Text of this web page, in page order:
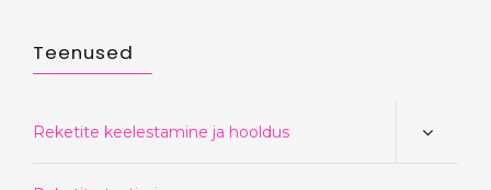
Teenused
Reketite keelestamine ja hooldus